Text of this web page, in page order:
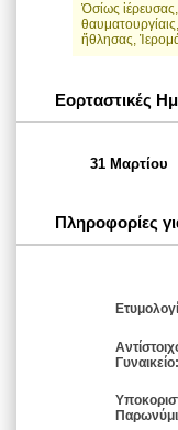
Ὁσίως
ἤθλησας,
Εορταστικές
31 Μαρτίου
Πληροφορίες
Γυναικείο: